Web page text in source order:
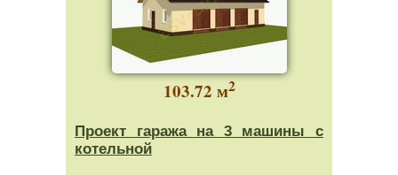
103.72 м2
Проект гаража на 3 машины с
котельной